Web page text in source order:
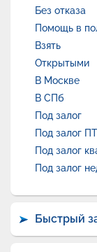
Без отказа
Помощь в
Взять
Открытыми
В Москве
В СПб
Под залог
Под залог
Под залог
Под залог
Быстрый